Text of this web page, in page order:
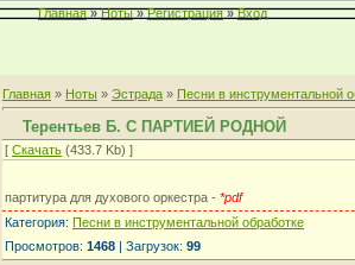
Главная » Ноты » Регистрация » Вход
Главная » Ноты » Эстрада » Песни в инструментальной
Терентьев Б. С ПАРТИЕЙ РОДНОЙ
[ Скачать (433.7 Kb) ]
партитура для духового оркестра - *pdf
Категория: Песни в инструментальной обработке
Просмотров: 1468 | Загрузок: 99